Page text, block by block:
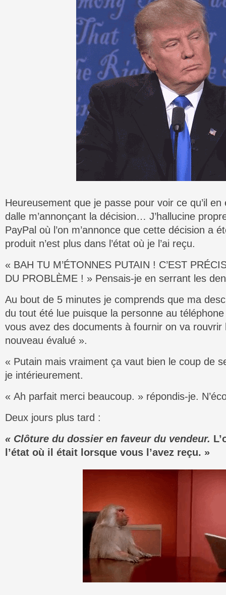
Heureusement que je passe pour voir ce qu’il
dalle m’annonçant la décision… J’hallucine
PayPal où l’on m’annonce que cette décision a
produit n’est plus dans l’état où je l’ai reçu.
« BAH TU M’ÉTONNES PUTAIN ! C’EST
DU PROBLÈME ! » Pensais-je en serrant les
Au bout de 5 minutes je comprends que ma
du tout été lue puisque la personne au
vous avez des documents à fournir on va rouvrir
nouveau évalué ».
« Putain mais vraiment ça vaut bien le coup de
je intérieurement.
« Ah parfait merci beaucoup. » répondis-je.
Deux jours plus tard :
« Clôture du dossier en faveur du vendeur.
l’état où il était lorsque vous l’avez reçu. »